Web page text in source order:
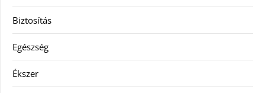
Biztosítás
Egészség
Ékszer